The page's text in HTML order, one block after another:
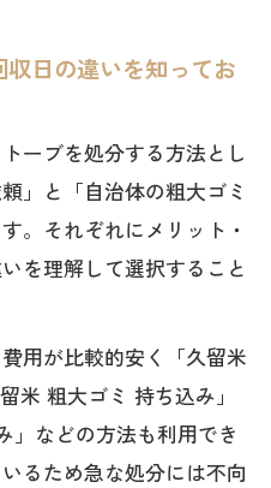
日の違いを知ってお
ーブを処分する方法とし
」と「自治体の粗大ゴミ
。それぞれにメリット・
を理解して選択すること
用が比較的安く「久留米
米 粗大ゴミ 持ち込み」
」などの方法も利用でき
るため急な処分には不向